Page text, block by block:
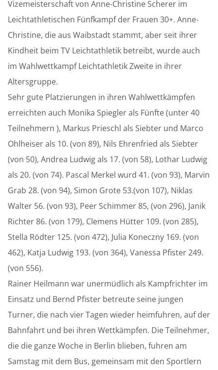
Vizemeisterschaft von Anne-Christine Scherer im
Leichtathletischen Fünfkampf der Frauen 30+. Anne-
Christine, die aus Waibstadt stammt, aber seit ihrer
Kindheit beim TV Leichtathletik betreibt, wurde auch
im Wahlwettkampf Leichtathletik Zweite in ihrer
Altersgruppe.
Sehr gute Platzierungen in ihren Wahlwettkämpfen
erreichten auch Monika Spiegler als Fünfte (unter 40
Teilnehmern ), Markus Prieschl als Siebter und Marco
Ohlheiser als 10. (von 89), Nils Ehrenfried als Siebter
(von 50), Andrea Ludwig als 17. (von 58), Lothar Ludwig
als 20. (von 74). Pascal Merkel wurd 41. (von 93), Marvin
Grab 28. (von 94), Simon Grote 53.(von 107), Niklas
Walter 56. (von 93), Peer Schimmer 85, (von 296), Janik
Richter 86. (von 179), Clemens Hütter 109. (von 285),
Stella Rödter 125. (von 472), Julia Koneczny 169. (von
462), Katja Ludwig 193. (von 364), Vanessa Pfister 249.
(von 556).
Rainer Heilmann war unermüdlich als Kampfrichter im
Einsatz und Bernd Pfister betreute seine jungen
Turner, die nach vier Tagen wieder heimfuhren, auf der
Bahnfahrt und bei ihren Wettkämpfen. Die Teilnehmer,
die die ganze Woche in Berlin blieben, fuhren am
Samstag mit dem Bus, gemeinsam mit den Sportlern